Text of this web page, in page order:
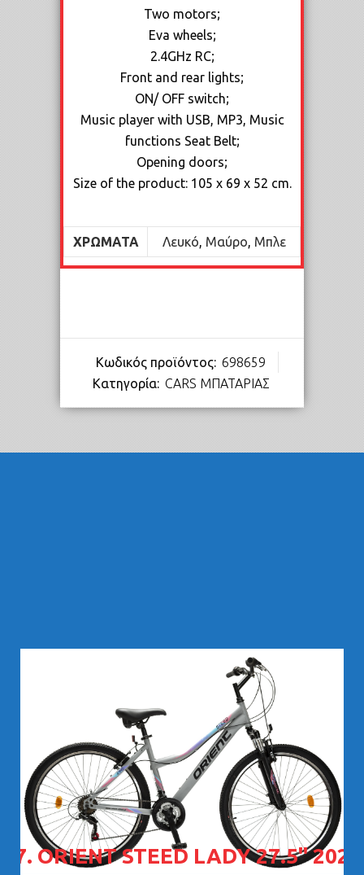
Two motors;
Eva wheels;
2.4GHz RC;
Front and rear lights;
ON/ OFF switch;
Music player with USB, MP3, Music
functions Seat Belt;
Opening doors;
Size of the product: 105 x 69 x 52 cm.
ΧΡΏΜΑΤΑ Λευκό, Μαύρο, Μπλε
Κωδικός προϊόντος: 698659
Κατηγορία: CARS ΜΠΑΤΑΡΙΑΣ
07. ORIENT STEED LADY 27.5" 2026